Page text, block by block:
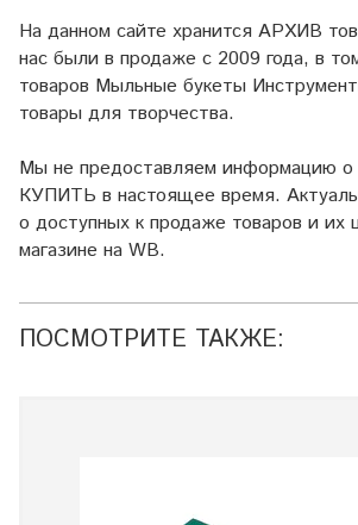
На данном сайте хранится АРХИВ
нас были в продаже с 2009 года, в
товаров Мыльные букеты
товары для творчества.
Мы не предоставляем информацию
КУПИТЬ в настоящее время.
о доступных к продаже товаров и их
магазине на WB.
ПОСМОТРИТЕ ТАКЖЕ: